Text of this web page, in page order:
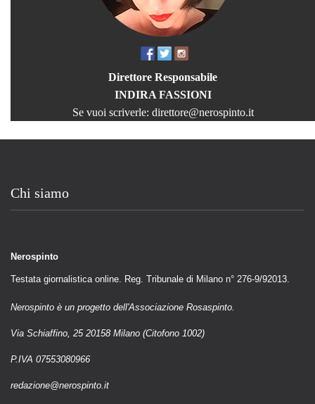
Direttore Responsabile
INDIRA FASSIONI
Se vuoi scriverle: direttore@nerospinto.it
Chi siamo
Nerospinto
Testata giornalistica online. Reg. Tribunale di Milano n° 276-9/92013.
Nerospinto è un progetto dell'Associazione Rosaspinto.
Via Schiaffino, 25 20158 Milano (Citofono 1002)
P.IVA 07553080966
redazione@nerospinto.it